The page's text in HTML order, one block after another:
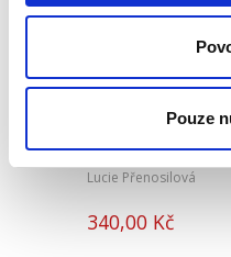
Pouze
Lucie Přenosilová
340,00 Kč